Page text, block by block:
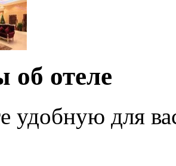
отеле
удобную для